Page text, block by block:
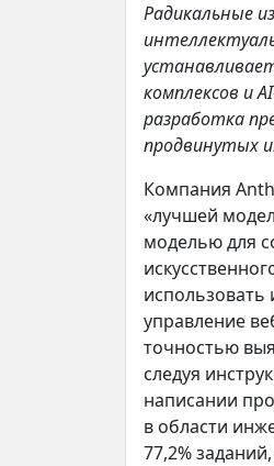
Радикальные
комплексов и
разработка
продвинутых
Компания
«лучшей
моделью для
использовать
управление
точностью
следуя
написании
в области
77,2%